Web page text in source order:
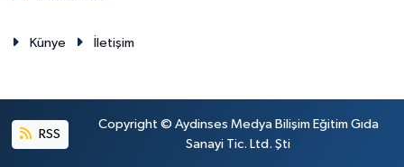
Künye İletişim
RSS
Copyright © Aydinses Medya Bilişim Eğitim Gıda
Sanayi Tic. Ltd. Şti